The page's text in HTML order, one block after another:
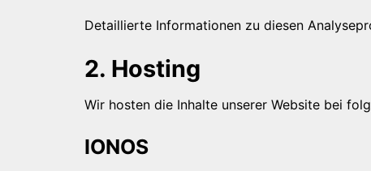
Detaillierte Informationen zu diesen
2. Hosting
Wir hosten die Inhalte unserer Website bei
IONOS